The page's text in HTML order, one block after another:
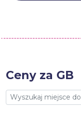
Ceny za GB